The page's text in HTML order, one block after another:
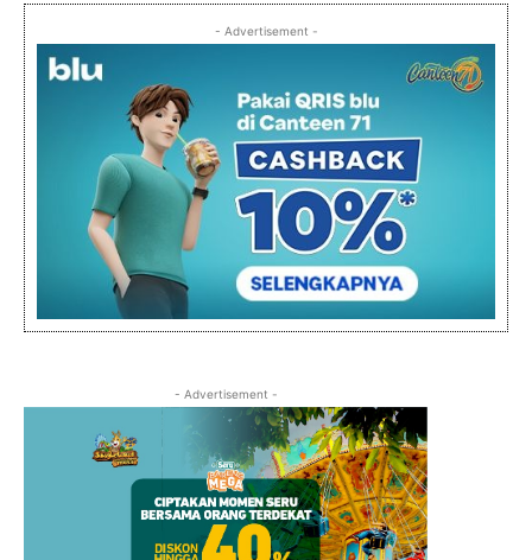
- Advertisement -
- Advertisement -